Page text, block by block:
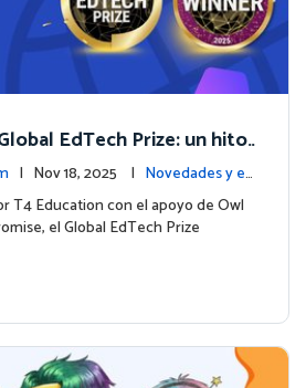
EdTech Prize: un hito
digital en matemáticas
| Nov 18, 2025 | Novedades y ev
T4 Education con el apoyo de Owl
el Global EdTech Prize